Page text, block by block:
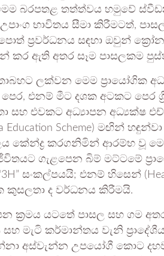
බරපතළ තත්ත්වය හමුවේ
භාවිතය සීමා කිරීමටත්,
ප්‍රවර්ධනය සඳහා ඔවුන්
කර ඇති අතර සෑම පාසලකම
ලක්වන මෙම ප්‍රායෝගික
එනම් මීට දශක අටකට පෙර
එවකට අධ්‍යාපන අධ්‍යක්ෂ
Education Scheme) මඟින්
කේන්ද්‍ර කරගනිමින් ආරම්භ වූ
ජීවිතයට ගැළපෙන බිම් මට්ටමේ
සංකල්පයයි; එනම් හිසෙන්
කුසලතා ද වර්ධනය කිරීමයි.
ක්‍රමය යටතේ පාසල සහ ගම
සහ මැටි කර්මාන්තය වැනි
අස්වැන්න උපයෝගී කොට